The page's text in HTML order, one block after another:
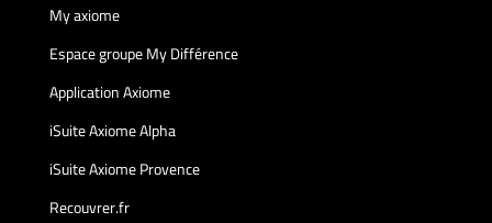
My axiome
Espace groupe My Différence
Application Axiome
iSuite Axiome Alpha
iSuite Axiome Provence
Recouvrer.fr